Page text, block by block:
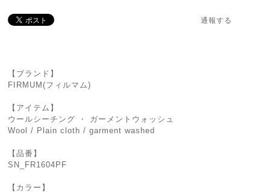
通報する
【ブランド】
FIRMUM(フィルマム)
【アイテム】
ウールシーチング ・ ガーメントウォッシュ
Wool / Plain cloth / garment washed
【品番】
SN_FR1604PF
【カラー】